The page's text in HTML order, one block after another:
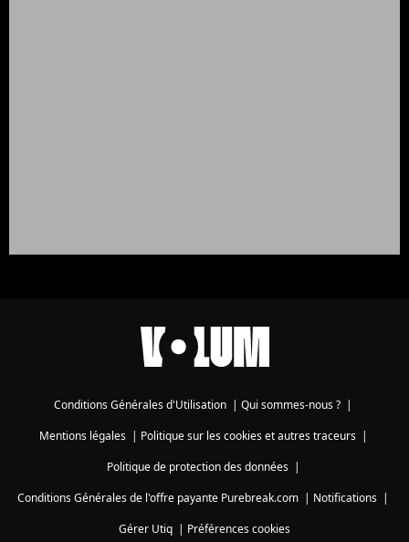
Conditions Générales d'Utilisation Qui sommes-nous ?
Mentions légales| Politique sur les cookies et autres traceurs|
Politique de protection des données|
Conditions Générales de l'offre payante Purebreak.com
Notifications
Gérer Utiq
Préférences cookies